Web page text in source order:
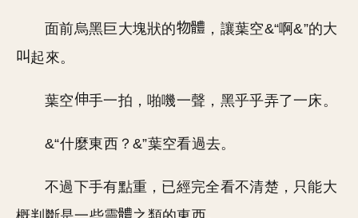
面前烏黑巨大塊狀的
，讓葉空&“啊&”的大
起來。
葉空 手一拍，啪嘰一聲，黑乎乎弄了一床。
&“什麼東西？&”葉空看過去。
不過下手有點重，已經完全看不清楚，只能大